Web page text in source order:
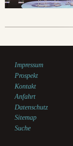
Impressum
Prospekt
Kontakt
Anfahrt
Datenschutz
Sitemap
Suche